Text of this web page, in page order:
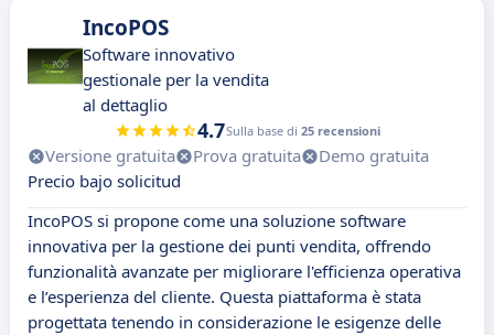
IncoPOS
Software innovativo
gestionale per la vendita
al dettaglio
4.7Sulla base di 25 recensioni
Versione gratuita Prova gratuita
Demo gratuita
Precio bajo solicitud
IncoPOS si propone come una soluzione software
innovativa per la gestione dei punti vendita, offrendo
funzionalità avanzate per migliorare l'efficienza operativa
e l’esperienza del cliente. Questa piattaforma è stata
progettata tenendo in considerazione le esigenze delle